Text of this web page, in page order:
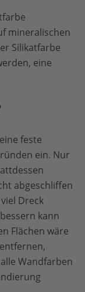
mineralischen
Silikatfarbe
eine
feste
ein. Nur
abgeschliffen
Dreck
kann
Flächen wäre
Wandfarben